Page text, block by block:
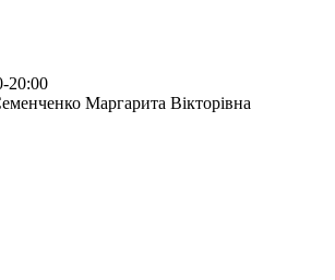
20:00
Маргарита Вікторівна